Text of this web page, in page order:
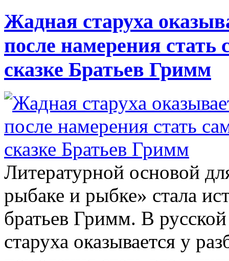
Жадная старуха
после намерения
сказке Братьев Гримм
Литературной основой
рыбаке и рыбке» стала
братьев Гримм. В
старуха оказывается у